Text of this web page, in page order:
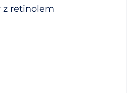
z retinolem